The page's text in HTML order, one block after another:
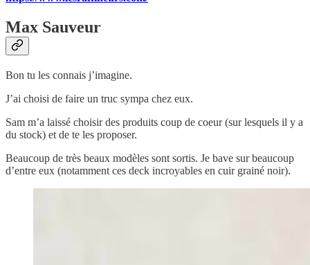
Max Sauveur
Bon tu les connais j’imagine.
J’ai choisi de faire un truc sympa chez eux.
Sam m’a laissé choisir des produits coup de coeur (sur lesquels il y a
du stock) et de te les proposer.
Beaucoup de très beaux modèles sont sortis. Je bave sur beaucoup
d’entre eux (notamment ces deck incroyables en cuir grainé noir).